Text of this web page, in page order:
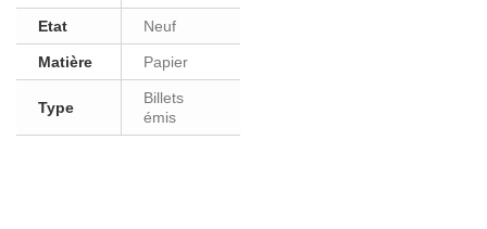
Etat Neuf
Matière Papier
Type
Billets
émis